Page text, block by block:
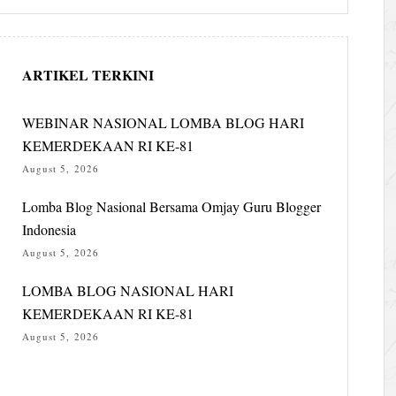
ARTIKEL TERKINI
WEBINAR NASIONAL LOMBA BLOG HARI
KEMERDEKAAN RI KE-81
August 5, 2026
Lomba Blog Nasional Bersama Omjay Guru Blogger
Indonesia
August 5, 2026
LOMBA BLOG NASIONAL HARI
KEMERDEKAAN RI KE-81
August 5, 2026